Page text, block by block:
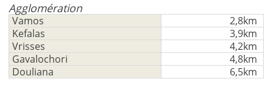
Agglomération
Vamos
2,8km
Kefalas
3,9km
Vrisses
4,2km
Gavalochori
4,8km
Douliana
6,5km